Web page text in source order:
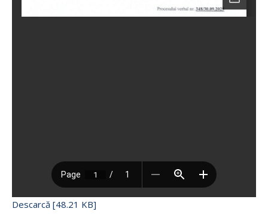
Descarcă [48.21 KB]